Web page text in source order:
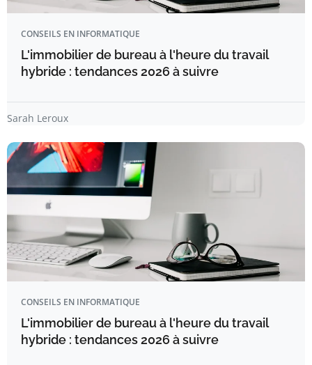
CONSEILS EN INFORMATIQUE
L'immobilier de bureau à l'heure du travail
hybride : tendances 2026 à suivre
Sarah Leroux
CONSEILS EN INFORMATIQUE
L'immobilier de bureau à l'heure du travail
hybride : tendances 2026 à suivre